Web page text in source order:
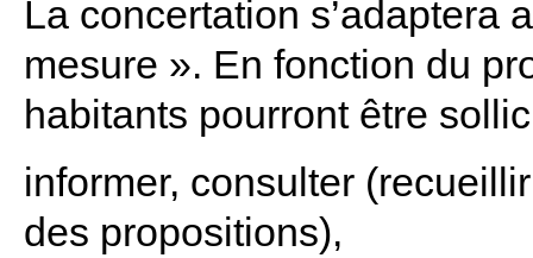
La concertation s’adaptera
mesure ». En fonction du
habitants pourront être
informer, consulter
des propositions),